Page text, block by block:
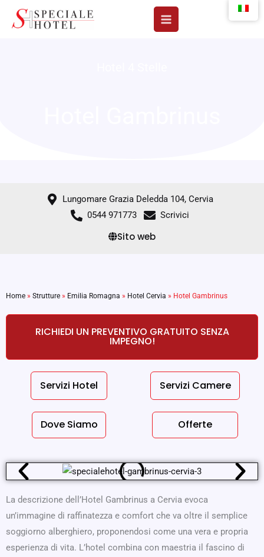
Lungomare Grazia Deledda 104, Cervia
0544 971773
Scrivici
Sito web
Home » Strutture » Emilia Romagna » Hotel Cervia » Hotel Gambrinus
RICHIEDI UN PREVENTIVO GRATUITO SENZA
IMPEGNO!
Servizi Hotel Servizi Camere
Dove Siamo Offerte
La descrizione dell’Hotel Gambrinus a Cervia evoca
un’immagine di raffinatezza e comfort che va oltre il semplice
soggiorno alberghiero, proponendosi come una vera e propria
esperienza di vita. L’hotel combina con maestria il fascino di